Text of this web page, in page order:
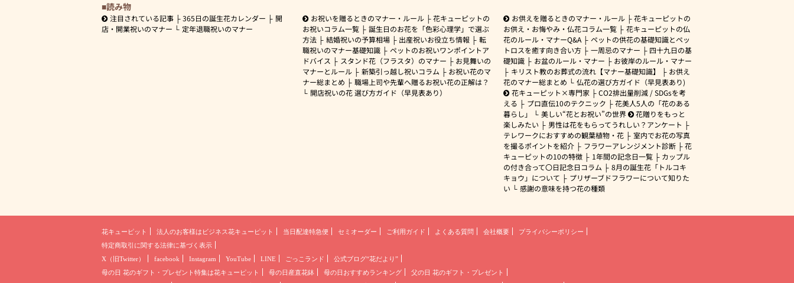
読み物
注目されている記事 365日の誕生花カレンダー
開
店・開業祝いのマナー
定年退職祝いのマナー
お祝いを贈るときのマナー・ルール
花キューピットの
お祝いコラム一覧
誕生日のお花を「色彩心理学」で選ぶ
方法
結婚祝いの予算相場 出産祝いお役立ち情報
転
職祝いのマナー基礎知識
ペットのお祝いワンポイントア
ドバイス
スタンド花（フラスタ）のマナー
お見舞いの
マナーとルール
新築引っ越し祝いコラム
お祝い花のマ
ナー総まとめ
職場上司や先輩へ贈るお祝い花の正解は？
開店祝いの花 選び方ガイド（早見表あり）
お供えを贈るときのマナー・ルール
花キューピットの
お供え・お悔やみ・仏花コラム一覧
花キューピットの仏
花のルール・マナーQ&A
ペットの供花の基礎知識とペッ
トロスを癒す向き合い方
一周忌のマナー
四十九日の基
礎知識
お盆のルール・マナー
お彼岸のルール・マナー
キリスト教のお葬式の流れ【マナー基礎知識】
お供え
花のマナー総まとめ
仏花の選び方ガイド（早見表あり)
花キューピット×専門家
CO2排出量削減 / SDGsを考
える
プロ直伝10のテクニック
花美人5人の「花のある
暮らし」
美しい“花とお祝い”の世界
花贈りをもっと
楽しみたい
男性は花をもらってうれしい？アンケート
テレワークにおすすめの観葉植物・花
室内でお花の写真
を撮るポイントを紹介
フラワーアレンジメント診断
花
キューピットの10の特徴
1年間の記念日一覧
カップル
の付き合って〇日記念日コラム
8月の誕生花「トルコキ
キョウ」について
プリザーブドフラワーについて知りた
い
感謝の意味を持つ花の種類
花キューピット 法人のお客様は ビジネス花キューピット 当日配達特急便 セミオーダー ご利用ガイド よくある質問 会社概要
プライバシーポリシー
特定商取引に関する法律に基づく表示
X（旧Twitter）
facebook Instagram YouTube LINE ごっこランド
公式ブログ“花だより”
母の日 花のギフト・プレゼント 特集は花キューピット 母の日産直花鉢 母の日おすすめランキング
父の日 花のギフト・プレゼント